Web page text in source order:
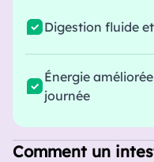
Digestion fluide
Énergie
journée
Comment un